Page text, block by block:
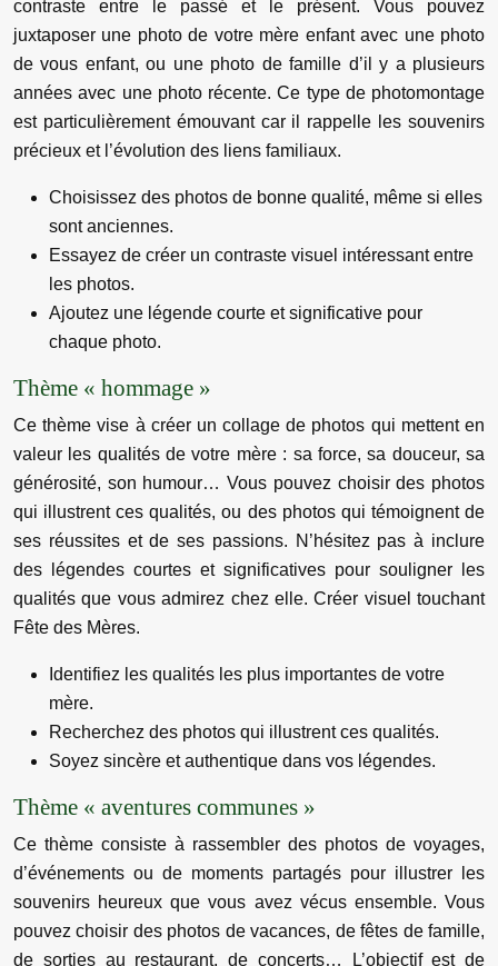
contraste entre le passé et le présent. Vous pouvez
juxtaposer une photo de votre mère enfant avec une photo
de vous enfant, ou une photo de famille d’il y a plusieurs
années avec une photo récente. Ce type de photomontage
est particulièrement émouvant car il rappelle les souvenirs
précieux et l’évolution des liens familiaux.
Choisissez des photos de bonne qualité, même si elles
sont anciennes.
Essayez de créer un contraste visuel intéressant entre
les photos.
Ajoutez une légende courte et significative pour
chaque photo.
Thème « hommage »
Ce thème vise à créer un collage de photos qui mettent en
valeur les qualités de votre mère : sa force, sa douceur, sa
générosité, son humour… Vous pouvez choisir des photos
qui illustrent ces qualités, ou des photos qui témoignent de
ses réussites et de ses passions. N’hésitez pas à inclure
des légendes courtes et significatives pour souligner les
qualités que vous admirez chez elle. Créer visuel touchant
Fête des Mères.
Identifiez les qualités les plus importantes de votre
mère.
Recherchez des photos qui illustrent ces qualités.
Soyez sincère et authentique dans vos légendes.
Thème « aventures communes »
Ce thème consiste à rassembler des photos de voyages,
d’événements ou de moments partagés pour illustrer les
souvenirs heureux que vous avez vécus ensemble. Vous
pouvez choisir des photos de vacances, de fêtes de famille,
de sorties au restaurant, de concerts… L’objectif est de